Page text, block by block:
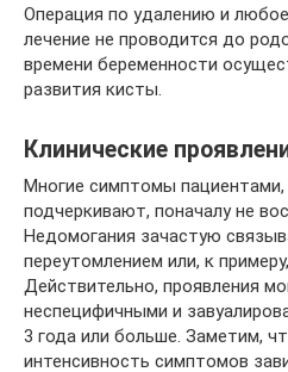
Операция по удалению и
лечение не проводится до
времени беременности
развития кисты.
Клинические
Многие симптомы пациентами,
подчеркивают, поначалу не
Недомогания зачастую
переутомлением или, к
Действительно, проявления
неспецифичными и
3 года или больше. Заметим,
интенсивность симптомов